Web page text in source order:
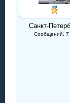
Санкт-
Сообщений: